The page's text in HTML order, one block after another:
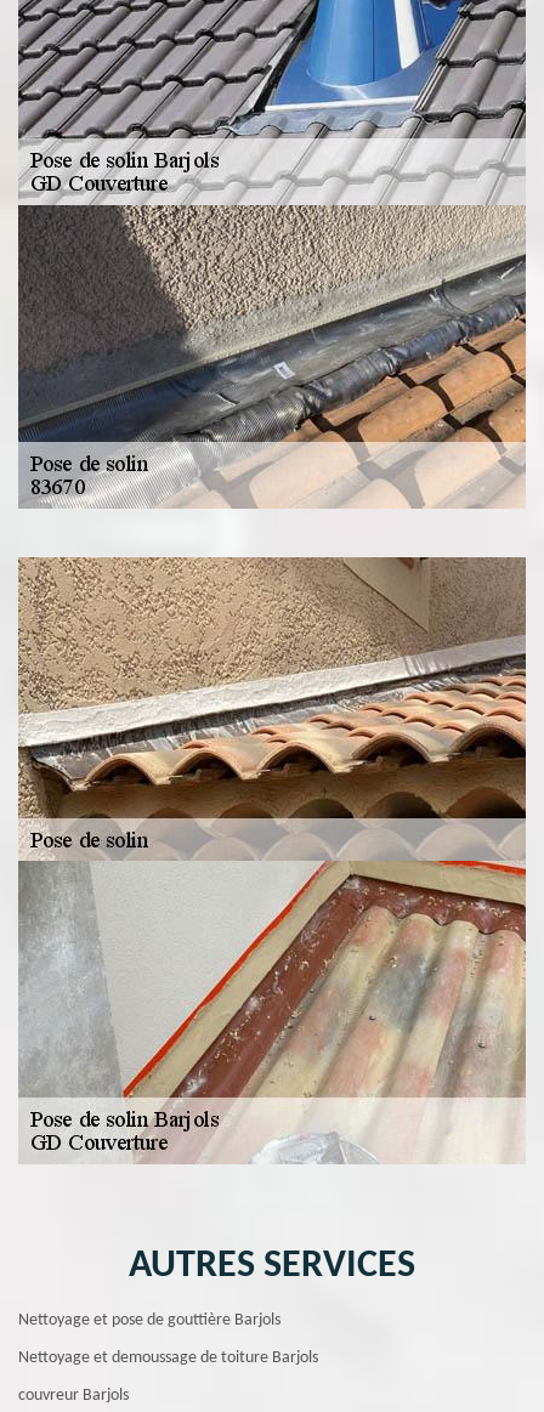
AUTRES SERVICES
Nettoyage et pose de gouttière Barjols
Nettoyage et demoussage de toiture Barjols
couvreur Barjols